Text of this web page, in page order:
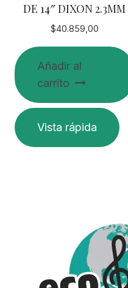
DE 14″ DIXON 2.3MM
$40.859,00
Añadir al
carrito
Vista rápida